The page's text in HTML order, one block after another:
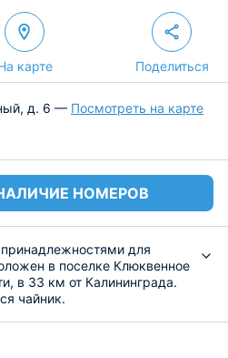
карте Поделиться
д. 6 — Посмотреть на карте
НОМЕРОВ
для
в поселке Клюквенное
в 33 км от Калининграда.
чайник.
в 7 км от